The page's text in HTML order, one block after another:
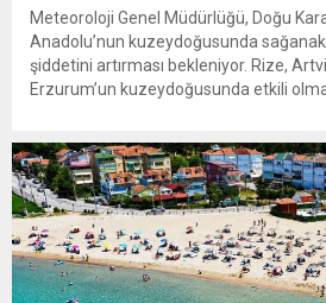
Meteoroloji Genel Müdürlüğü, Doğu
Anadolu’nun kuzeydoğusunda sağanak
şiddetini artırması bekleniyor. Rize,
Erzurum’un kuzeydoğusunda etkili
gök gürültülü sağanak yağış beklendiğini